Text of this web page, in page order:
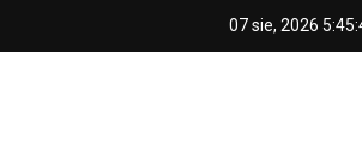
07 sie, 2026